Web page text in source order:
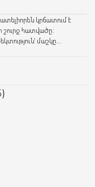
կրճատում է
շուրջ հատվածը:
մաշկը